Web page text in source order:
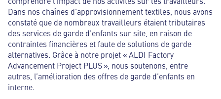
Dans nos chaînes d’approvisionnement textiles, nous avons
constaté que de nombreux travailleurs étaient tributaires
des services de garde d’enfants sur site, en raison de
contraintes financières et faute de solutions de garde
alternatives. Grâce à notre projet « ALDI Factory
Advancement Project PLUS », nous soutenons, entre
autres, l’amélioration des offres de garde d’enfants en
interne.